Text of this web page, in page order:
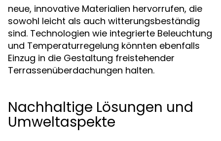
neue, innovative Materialien hervorrufen, die
sowohl leicht als auch witterungsbeständig
sind. Technologien wie integrierte Beleuchtung
und Temperaturregelung könnten ebenfalls
Einzug in die Gestaltung freistehender
Terrassenüberdachungen halten.
Nachhaltige Lösungen und
Umweltaspekte